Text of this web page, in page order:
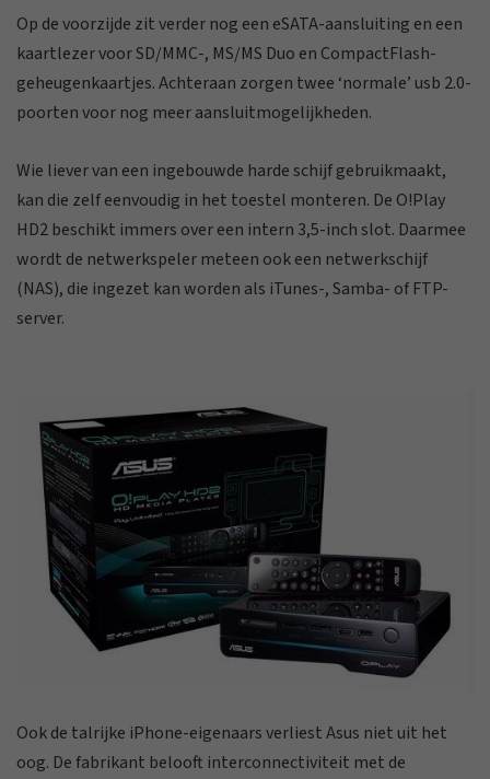
Op de voorzijde zit verder nog een eSATA-aansluiting en een
kaartlezer voor SD/MMC-, MS/MS Duo en CompactFlash-
geheugenkaartjes. Achteraan zorgen twee ‘normale’ usb 2.0-
poorten voor nog meer aansluitmogelijkheden.
Wie liever van een ingebouwde harde schijf gebruikmaakt,
kan die zelf eenvoudig in het toestel monteren. De O!Play
HD2 beschikt immers over een intern 3,5-inch slot. Daarmee
wordt de netwerkspeler meteen ook een netwerkschijf
(NAS), die ingezet kan worden als iTunes-, Samba- of FTP-
server.
Ook de talrijke iPhone-eigenaars verliest Asus niet uit het
oog. De fabrikant belooft interconnectiviteit met de